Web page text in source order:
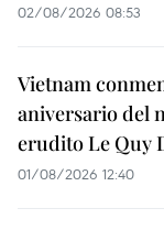
02/08/2026 08:53
Vietnam
aniversario del
erudito Le Quy
01/08/2026 12:40